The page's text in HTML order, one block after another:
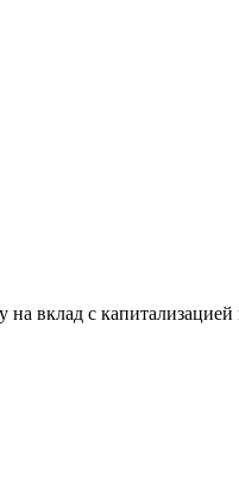
вклад с